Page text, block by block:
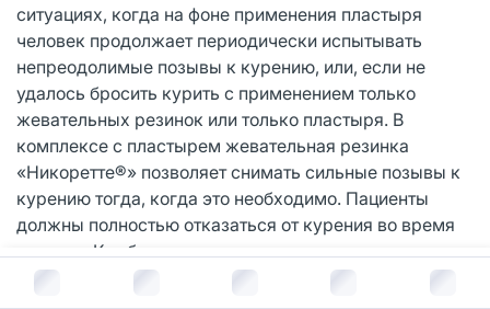
В корзину за руб.
ситуациях, когда на фоне применения пластыря
человек продолжает периодически испытывать
непреодолимые позывы к курению, или, если не
удалось бросить курить с применением только
жевательных резинок или только пластыря. В
комплексе с пластырем жевательная резинка
«Никоретте®» позволяет снимать сильные позывы к
курению тогда, когда это необходимо. Пациенты
должны полностью отказаться от курения во время
терапии. Комбинированная терапия повышает шансы
бросить курить в 2,5 раза.8